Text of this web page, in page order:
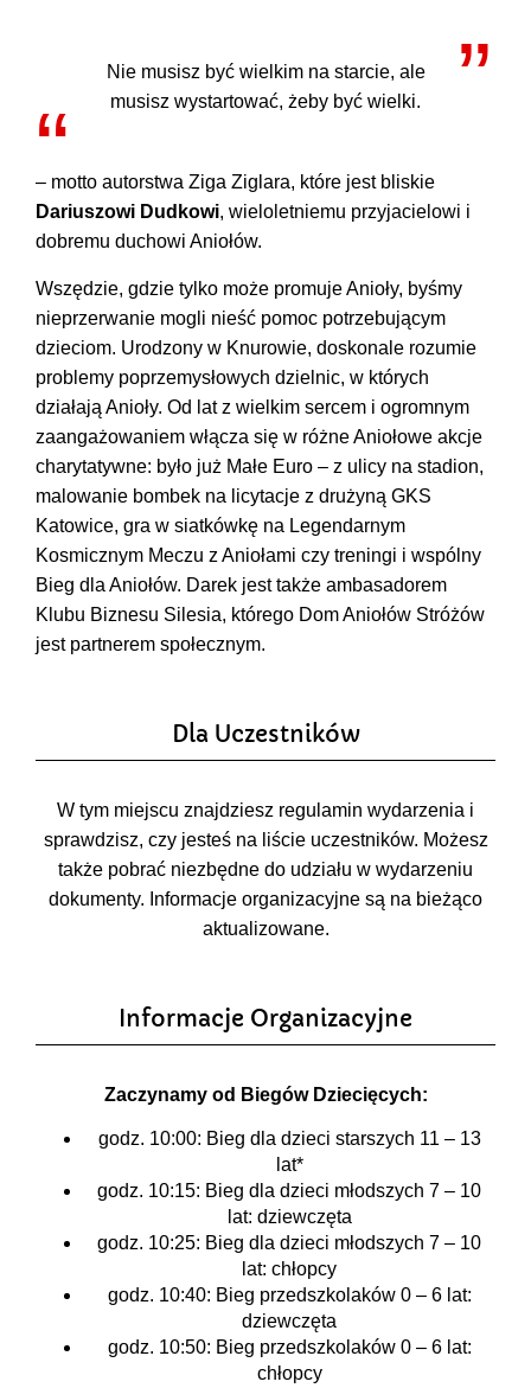
Nie musisz być wielkim na starcie, ale
musisz wystartować, żeby być wielki.
– motto autorstwa Ziga Ziglara, które jest bliskie
Dariuszowi Dudkowi, wieloletniemu przyjacielowi i
dobremu duchowi Aniołów.
Wszędzie, gdzie tylko może promuje Anioły, byśmy
nieprzerwanie mogli nieść pomoc potrzebującym
dzieciom. Urodzony w Knurowie, doskonale rozumie
problemy poprzemysłowych dzielnic, w których
działają Anioły. Od lat z wielkim sercem i ogromnym
zaangażowaniem włącza się w różne Aniołowe akcje
charytatywne: było już Małe Euro – z ulicy na stadion,
malowanie bombek na licytacje z drużyną GKS
Katowice, gra w siatkówkę na Legendarnym
Kosmicznym Meczu z Aniołami czy treningi i wspólny
Bieg dla Aniołów. Darek jest także ambasadorem
Klubu Biznesu Silesia, którego Dom Aniołów Stróżów
jest partnerem społecznym.
Dla Uczestników
W tym miejscu znajdziesz regulamin wydarzenia i
sprawdzisz, czy jesteś na liście uczestników. Możesz
także pobrać niezbędne do udziału w wydarzeniu
dokumenty. Informacje organizacyjne są na bieżąco
aktualizowane.
Informacje Organizacyjne
Zaczynamy od Biegów Dziecięcych:
godz. 10:00: Bieg dla dzieci starszych 11 – 13
lat*
godz. 10:15: Bieg dla dzieci młodszych 7 – 10
lat: dziewczęta
godz. 10:25: Bieg dla dzieci młodszych 7 – 10
lat: chłopcy
godz. 10:40: Bieg przedszkolaków 0 – 6 lat:
dziewczęta
godz. 10:50: Bieg przedszkolaków 0 – 6 lat:
chłopcy